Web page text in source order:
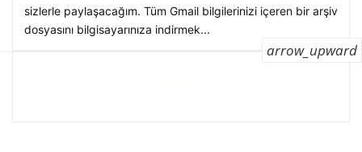
sizlerle paylaşacağım. Tüm Gmail bilgilerinizi içeren bir arşiv
dosyasını bilgisayarınıza indirmek...
arrow_upward